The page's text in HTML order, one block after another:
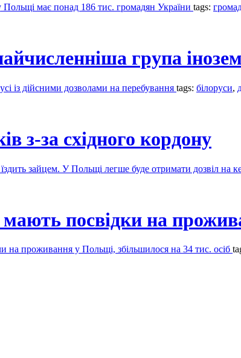
Польщі має понад 186 тис. громадян України tags:
група
із дійсними дозволами на перебування tags: білоруси,
з-за східного кордону
зайцем. У Польщі легше буде отримати дозвіл на
посвідки на
на проживання у Польщі, збільшилося на 34 тис. осіб